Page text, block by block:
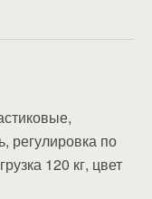
регулировка по
120 кг, цвет